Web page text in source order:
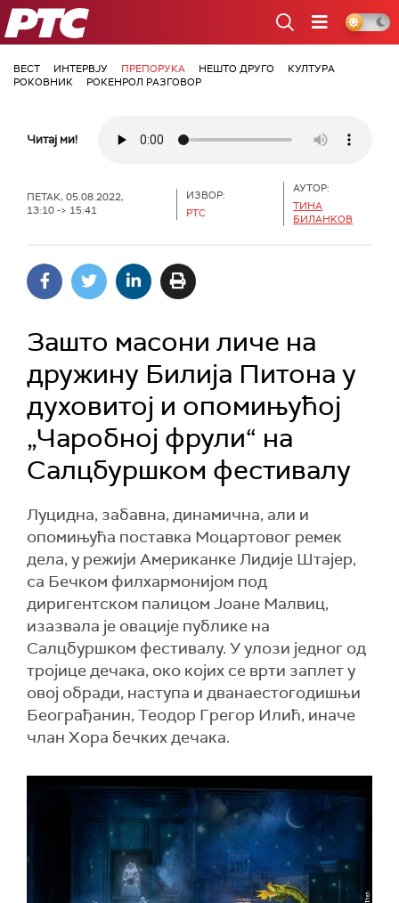
РТС
ВЕСТ ИНТЕРВЈУ ПРЕПОРУКА НЕШТО ДРУГО
КУЛТУРА
РОКОВНИК
РОКЕНРОЛ РАЗГОВОР
Читај ми!
ПЕТАК, 05.08.2022,
13:10 -> 15:41
ИЗВОР:
РТС
АУТОР:
ТИНА
БИЛАНКОВ
Зашто масони личе на
дружину Билија Питона у
духовитој и опомињућој
„Чаробној фрули“ на
Салцбуршком фестивалу
Луцидна, забавна, динамична, али и
опомињућа поставка Моцартовог ремек
дела, у режији Американке Лидије Штајер,
са Бечком филхармонијом под
диригентском палицом Јоане Малвиц,
изазвала је овације публике на
Салцбуршком фестивалу. У улози једног од
тројице дечака, око којих се врти заплет у
овој обради, наступа и дванаестогодишњи
Београђанин, Теодор Грегор Илић, иначе
члан Хора бечких дечака.